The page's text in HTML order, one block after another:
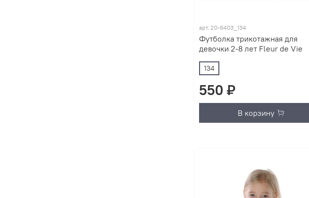
арт. 20-6403_134
Футболка трикотажная для
девочки 2-8 лет Fleur de Vie
134
550 ₽
В корзину